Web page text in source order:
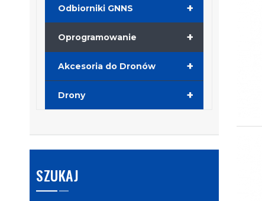
+
Odbiorniki GNNS
+
Oprogramowanie
+
Akcesoria do Dronów
+
Drony
SZUKAJ